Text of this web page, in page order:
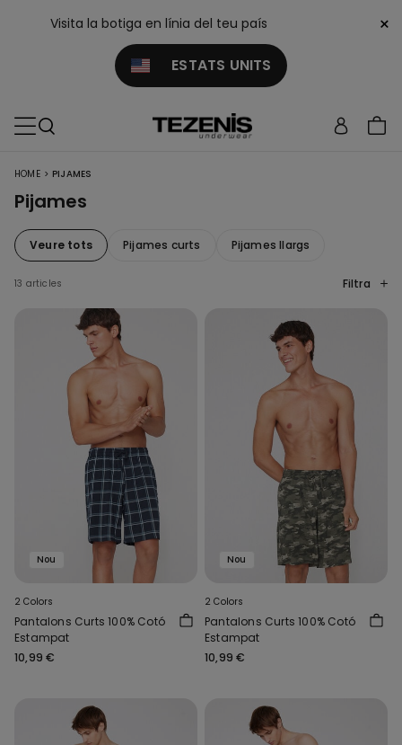
Visita la botiga en línia del teu país
ESTATS UNITS
×
HOME > PIJAMES
Pijames
Veure tots Pijames curts Pijames llargs
13 articles Filtra
Nou
2 Colors
Pantalons Curts 100% Cotó
Estampat
10,99 €
Nou
2 Colors
Pantalons Curts 100% Cotó
Estampat
10,99 €